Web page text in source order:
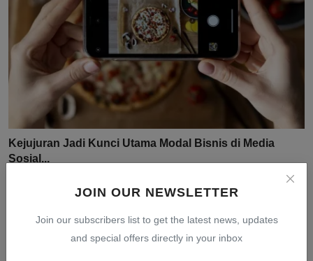
JOIN OUR NEWSLETTER
Join our subscribers list to get the latest news, updates
and special offers directly in your inbox
Kejujuran Jadi Kunci Utama Modal Bisnis di Media
Sosial...